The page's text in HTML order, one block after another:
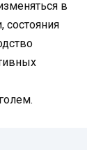
в
состояния